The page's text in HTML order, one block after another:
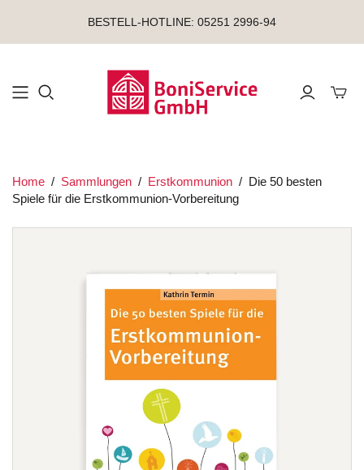
BESTELL-HOTLINE: 05251 2996-94
Mini-
Home / Sammlungen / Erstkommunion / Die 50 besten
Spiele für die Erstkommunion-Vorbereitung